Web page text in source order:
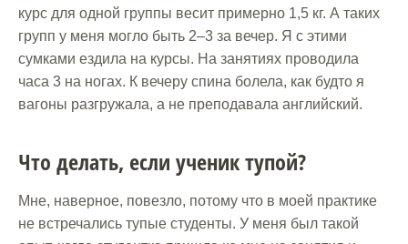
курс для одной группы весит примерно 1,5 кг. А таких
групп у меня могло быть 2–3 за вечер. Я с этими
сумками ездила на курсы. На занятиях проводила
часа 3 на ногах. К вечеру спина болела, как будто я
вагоны разгружала, а не преподавала английский.
Что делать, если ученик тупой?
Мне, наверное, повезло, потому что в моей практике
не встречались тупые студенты. У меня был такой